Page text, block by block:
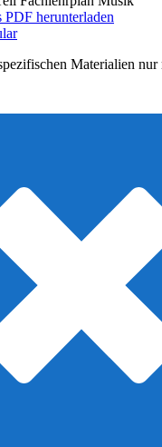
PDF herunterladen
Materialien nur